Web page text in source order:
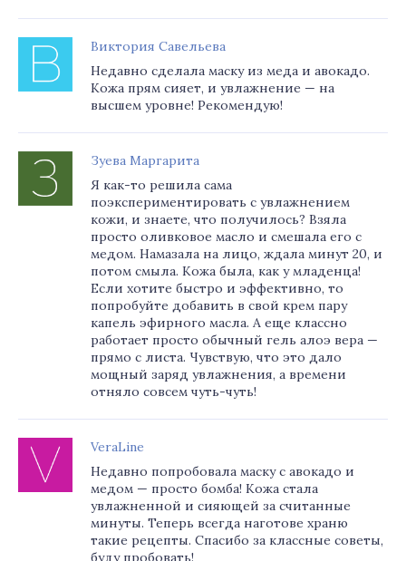
Виктория Савельева
Недавно сделала маску из меда и авокадо.
Кожа прям сияет, и увлажнение — на
высшем уровне! Рекомендую!
Зуева Маргарита
Я как-то решила сама
поэкспериментировать с увлажнением
кожи, и знаете, что получилось? Взяла
просто оливковое масло и смешала его с
медом. Намазала на лицо, ждала минут 20, и
потом смыла. Кожа была, как у младенца!
Если хотите быстро и эффективно, то
попробуйте добавить в свой крем пару
капель эфирного масла. А еще классно
работает просто обычный гель алоэ вера —
прямо с листа. Чувствую, что это дало
мощный заряд увлажнения, а времени
отняло совсем чуть-чуть!
VeraLine
Недавно попробовала маску с авокадо и
медом — просто бомба! Кожа стала
увлажненной и сияющей за считанные
минуты. Теперь всегда наготове храню
такие рецепты. Спасибо за классные советы,
буду пробовать!